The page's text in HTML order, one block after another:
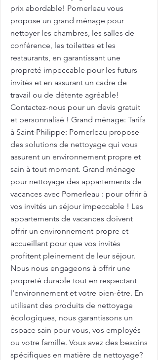
prix abordable! Pomerleau vous
propose un grand ménage pour
nettoyer les chambres, les salles de
conférence, les toilettes et les
restaurants, en garantissant une
propreté impeccable pour les futurs
invités et en assurant un cadre de
travail ou de détente agréable!
Contactez-nous pour un devis gratuit
et personnalisé ! Grand ménage: Tarifs
à Saint-Philippe: Pomerleau propose
des solutions de nettoyage qui vous
assurent un environnement propre et
sain à tout moment. Grand ménage
pour nettoyage des appartements de
vacances avec Pomerleau : pour offrir à
vos invités un séjour impeccable ! Les
appartements de vacances doivent
offrir un environnement propre et
accueillant pour que vos invités
profitent pleinement de leur séjour.
Nous nous engageons à offrir une
propreté durable tout en respectant
l'environnement et votre bien-être. En
utilisant des produits de nettoyage
écologiques, nous garantissons un
espace sain pour vous, vos employés
ou votre famille. Vous avez des besoins
spécifiques en matière de nettoyage?